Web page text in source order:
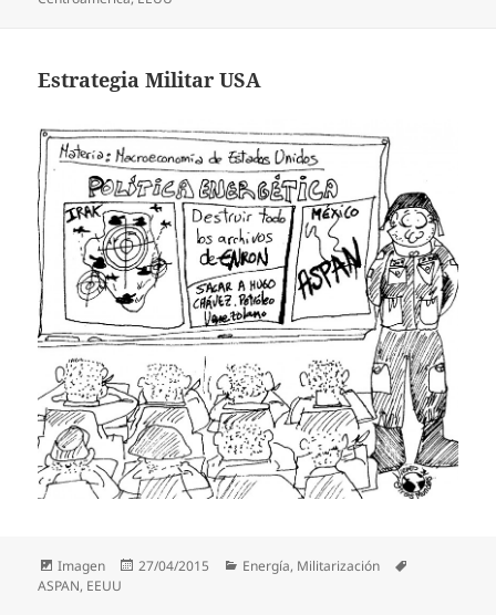
Estrategia Militar USA
Formato
Imagen
Publicado
27/04/2015 Categorías
Energía, Militarización
ASPAN, EEUU